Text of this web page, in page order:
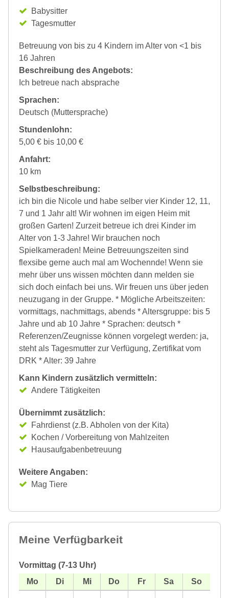
Babysitter
Tagesmutter
Betreuung von bis zu 4 Kindern im Alter von <1 bis
16 Jahren
Beschreibung des Angebots:
Ich betreue nach absprache
Sprachen:
Deutsch (Muttersprache)
Stundenlohn:
5,00 € bis 10,00 €
Anfahrt:
10 km
Selbstbeschreibung:
ich bin die Nicole und habe selber vier Kinder 12, 11,
7 und 1 Jahr alt! Wir wohnen im eigen Heim mit
großen Garten! Zurzeit betreue ich drei Kinder im
Alter von 1-3 Jahre! Wir brauchen noch
Spielkameraden! Meine Betreuungszeiten sind
flexsibe gerne auch mal am Wochennde! Wenn sie
mehr über uns wissen möchten dann melden sie
sich doch einfach bei uns. Wir freuen uns über jeden
neuzugang in der Gruppe. * Mögliche Arbeitszeiten:
vormittags, nachmittags, abends * Altersgruppe: bis 5
Jahre und ab 10 Jahre * Sprachen: deutsch *
Referenzen/Zeugnisse können vorgelegt werden: ja,
steht als Tagesmutter zur Verfügung, Zertifikat vom
DRK * Alter: 39 Jahre
Kann Kindern zusätzlich vermitteln:
Andere Tätigkeiten
Übernimmt zusätzlich:
Fahrdienst (z.B. Abholen von der Kita)
Kochen / Vorbereitung von Mahlzeiten
Hausaufgabenbetreuung
Weitere Angaben:
Mag Tiere
Meine Verfügbarkeit
Vormittag (7-13 Uhr)